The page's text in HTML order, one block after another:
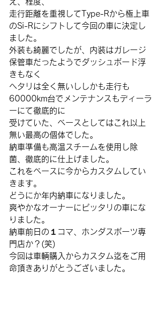
走行距離を重視してType-Rから極上車
のSi-Rにシフトして今回の車に決定し
ました。
外装も綺麗でしたが、内装はガレージ
保管車だったようでダッシュボード浮
きもなく
ヘタリは全く無いししかも走行も
60000km台でメンテナンスもディーラ
ーにて徹底的に
受けていた、ベースとしてはこれ以上
無い最高の個体でした。
納車準備も高温スチームを使用し除
菌、徹底的に仕上げました。
これをベースに今からカスタムしてい
きます。
どうにか年内納車になりました。
爽やかなオーナーにピッタリの車にな
りました。
納車前日の１コマ、ホンダスポーツ専
門店か？(笑)
今回は車輌購入からカスタム迄をご用
命頂きありがとうございました。